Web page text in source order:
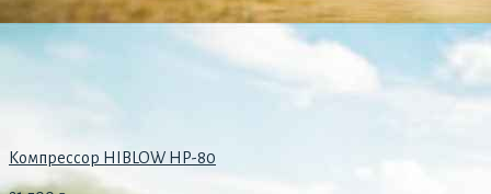
Компрессор HIBLOW HP-80